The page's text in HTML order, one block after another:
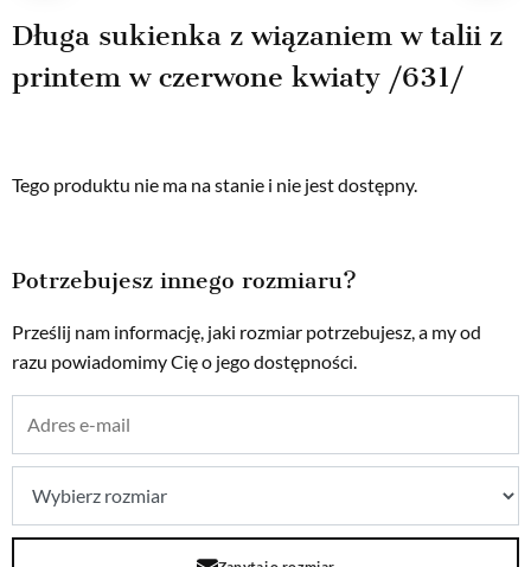
Długa sukienka z wiązaniem w talii z
printem w czerwone kwiaty /631/
Tego produktu nie ma na stanie i nie jest dostępny.
Potrzebujesz innego rozmiaru?
Prześlij nam informację, jaki rozmiar potrzebujesz, a my od
razu powiadomimy Cię o jego dostępności.